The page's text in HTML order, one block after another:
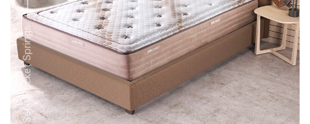
Série Pocket Springs